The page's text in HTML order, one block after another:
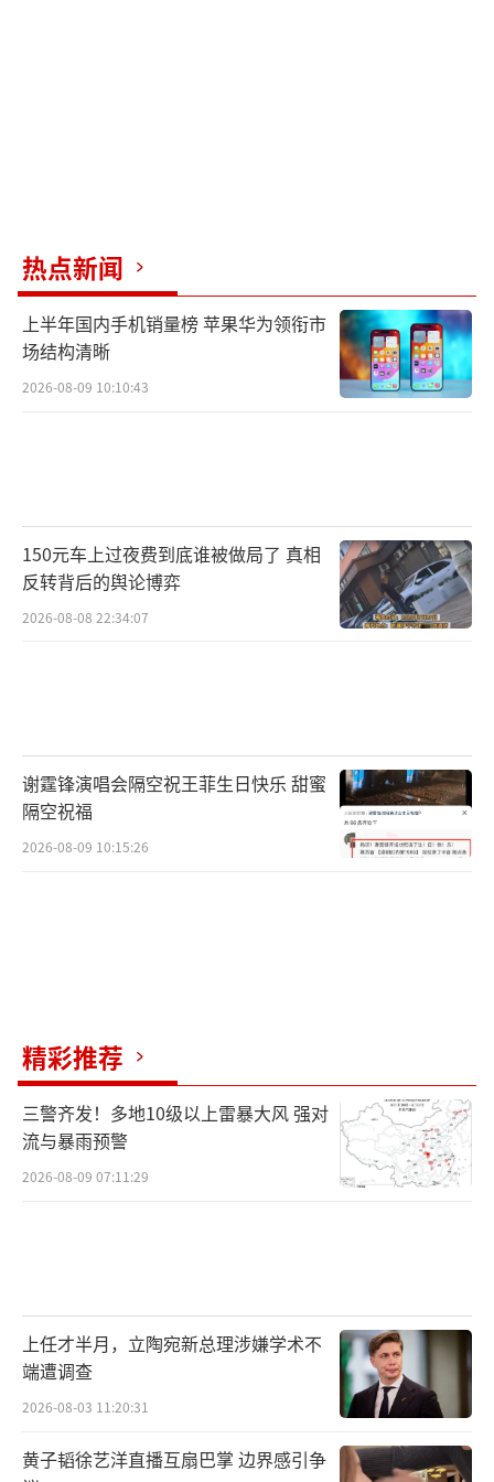
热点新闻
上半年国内手机销量榜 苹果华为领衔市
场结构清晰
2026-08-09 10:10:43
150元车上过夜费到底谁被做局了 真相
反转背后的舆论博弈
2026-08-08 22:34:07
谢霆锋演唱会隔空祝王菲生日快乐 甜蜜
隔空祝福
2026-08-09 10:15:26
精彩推荐
三警齐发！多地10级以上雷暴大风 强对
流与暴雨预警
2026-08-09 07:11:29
上任才半月，立陶宛新总理涉嫌学术不
端遭调查
2026-08-03 11:20:31
黄子韬徐艺洋直播互扇巴掌 边界感引争